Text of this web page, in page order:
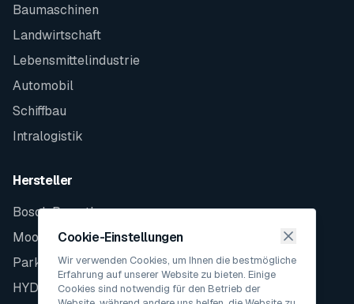
Baumaschinen
Landwirtschaft
Lebensmittelindustrie
Automobil
Schiffbau
Intralogistik
Hersteller
Bosch Rexroth
Moog
Parker
HYDAC
Cookie-Einstellungen
Wir verwenden Cookies, um Ihnen die bestmögliche
Erfahrung auf unserer Website zu bieten. Einige
Cookies sind notwendig für den Betrieb der